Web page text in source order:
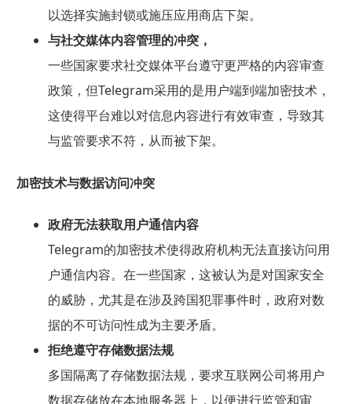
以选择实施封锁或施压应用商店下架。
与社交媒体内容管理的冲突，
一些国家要求社交媒体平台遵守更严格的内容审查
政策，但Telegram采用的是用户端到端加密技术，
这使得平台难以对信息内容进行有效审查，导致其
与监管要求不符，从而被下架。
加密技术与数据访问冲突
政府无法获取用户通信内容
Telegram的加密技术使得政府机构无法直接访问用
户通信内容。在一些国家，这被认为是对国家安全
的威胁，尤其是在涉及跨国犯罪事件时，政府对数
据的不可访问性成为主要矛盾。
拒绝遵守存储数据法规
多国隔离了存储数据法规，要求互联网公司将用户
数据存储放在本地服务器上，以便进行监管和审